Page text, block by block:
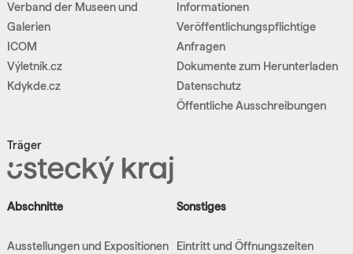
Verband der Museen und
Galerien
ICOM
Výletník.cz
Kdykde.cz
Träger
Informationen
Veröffentlichungspflichtige
Anfragen
Dokumente zum Herunterladen
Datenschutz
Öffentliche Ausschreibungen
Abschnitte
Ausstellungen und Expositionen
Sonstiges
Eintritt und Öffnungszeiten